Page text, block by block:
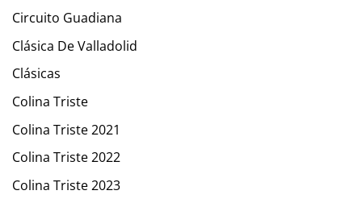
Circuito Guadiana
Clásica De Valladolid
Clásicas
Colina Triste
Colina Triste 2021
Colina Triste 2022
Colina Triste 2023